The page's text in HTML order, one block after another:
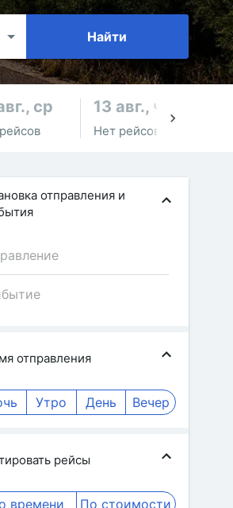
Найти
ср 13 авг., чт
Нет рейсов
отправления и
отправления
Утро День Вечер
рейсы
времени По стоимости